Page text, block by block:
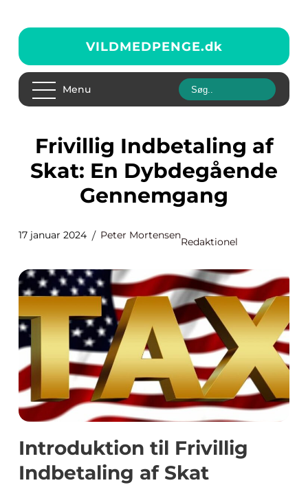
VILDMEDPENGE.dk
Menu
Frivillig Indbetaling af
Skat: En Dybdegående
Gennemgang
17 januar 2024 Peter Mortensen
Redaktionel
Introduktion til Frivillig
Indbetaling af Skat